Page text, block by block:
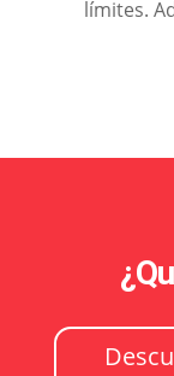
límites.